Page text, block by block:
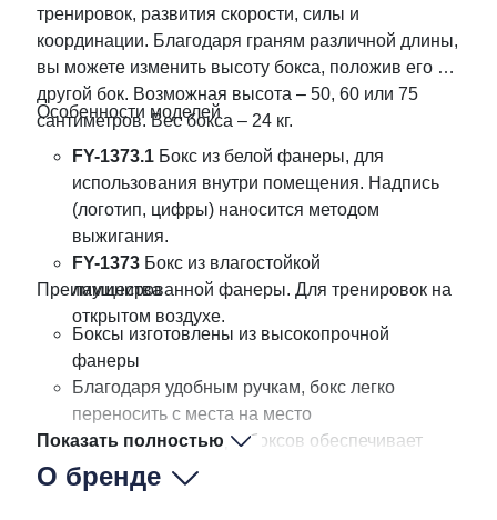
тренировок, развития скорости, силы и
координации. Благодаря граням различной длины,
вы можете изменить высоту бокса, положив его на
другой бок. Возможная высота – 50, 60 или 75
сантиметров. Вес бокса – 24 кг.
Особенности моделей
FY-1373.1 Бокс из белой фанеры, для
использования внутри помещения. Надпись
(логотип, цифры) наносится методом
выжигания.
FY-1373 Бокс из влагостойкой
ламинированной фанеры. Для тренировок на
открытом воздухе.
Преимущества
Боксы изготовлены из высокопрочной
фанеры
Благодаря удобным ручкам, бокс легко
переносить с места на место
Перекладина внутри боксов обеспечивает
прочность и надежность
Боксы устойчиво стоят на любой грани
Показать полностью
О бренде